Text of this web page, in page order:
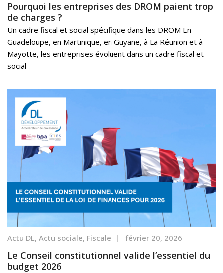
Pourquoi les entreprises des DROM paient trop
de charges ?
Un cadre fiscal et social spécifique dans les DROM En
Guadeloupe, en Martinique, en Guyane, à La Réunion et à
Mayotte, les entreprises évoluent dans un cadre fiscal et
social
Actu DL, Actu sociale, Fiscale | février 20, 2026
Le Conseil constitutionnel valide l’essentiel du
budget 2026